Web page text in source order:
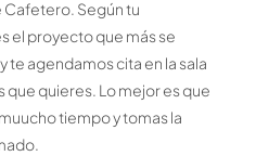
Cafetero. Según tu
el proyecto que más se
te agendamos cita en la sala
quieres. Lo mejor es que
tiempo y tomas la